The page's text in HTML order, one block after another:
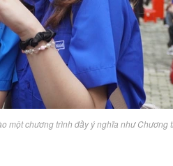
một chương trình đầy ý nghĩa như Chương